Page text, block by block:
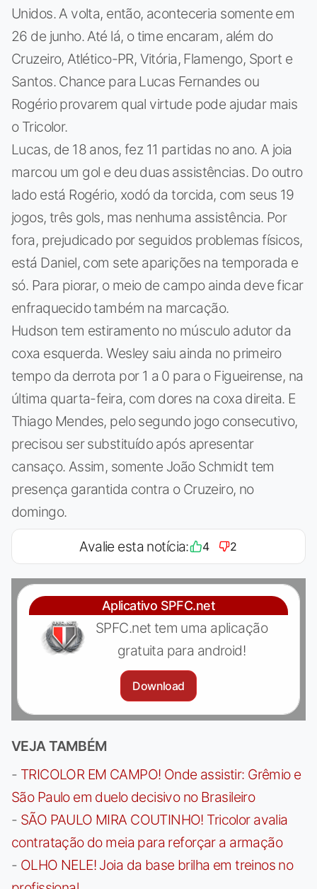
Unidos. A volta, então, aconteceria somente em
26 de junho. Até lá, o time encaram, além do
Cruzeiro, Atlético-PR, Vitória, Flamengo, Sport e
Santos. Chance para Lucas Fernandes ou
Rogério provarem qual virtude pode ajudar mais
o Tricolor.
Lucas, de 18 anos, fez 11 partidas no ano. A joia
marcou um gol e deu duas assistências. Do outro
lado está Rogério, xodó da torcida, com seus 19
jogos, três gols, mas nenhuma assistência. Por
fora, prejudicado por seguidos problemas físicos,
está Daniel, com sete aparições na temporada e
só. Para piorar, o meio de campo ainda deve ficar
enfraquecido também na marcação.
Hudson tem estiramento no músculo adutor da
coxa esquerda. Wesley saiu ainda no primeiro
tempo da derrota por 1 a 0 para o Figueirense, na
última quarta-feira, com dores na coxa direita. E
Thiago Mendes, pelo segundo jogo consecutivo,
precisou ser substituído após apresentar
cansaço. Assim, somente João Schmidt tem
presença garantida contra o Cruzeiro, no
domingo.
Avalie esta notícia: 4 2
Aplicativo SPFC.net
SPFC.net tem uma aplicação
gratuita para android!
Download
VEJA TAMBÉM
- TRICOLOR EM CAMPO! Onde assistir: Grêmio e
São Paulo em duelo decisivo no Brasileiro
- SÃO PAULO MIRA COUTINHO! Tricolor avalia
contratação do meia para reforçar a armação
- OLHO NELE! Joia da base brilha em treinos no